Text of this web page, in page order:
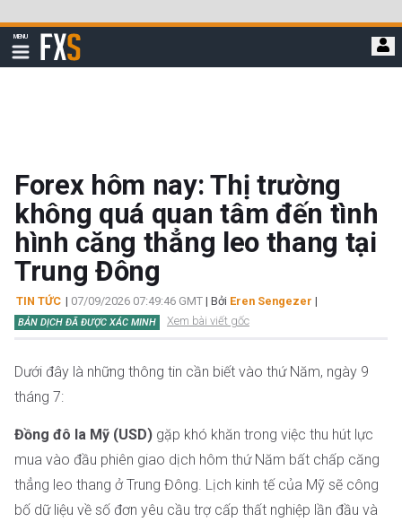
qua
đi
MENU
Hiển
thị
FXStreet
Forex hôm nay: Thị trường
không quá quan tâm đến tình
hình căng thẳng leo thang tại
Trung Đông
TIN TỨC | 07/09/2026 07:49:46 GMT | Bởi Eren Sengezer |
BẢN DỊCH ĐÃ ĐƯỢC XÁC MINH Xem bài viết gốc
Dưới đây là những thông tin cần biết vào thứ Năm, ngày 9
tháng 7:
Đồng đô la Mỹ (USD) gặp khó khăn trong việc thu hút lực
mua vào đầu phiên giao dịch hôm thứ Năm bất chấp căng
thẳng leo thang ở Trung Đông. Lịch kinh tế của Mỹ sẽ công
bố dữ liệu về số đơn yêu cầu trợ cấp thất nghiệp lần đầu và